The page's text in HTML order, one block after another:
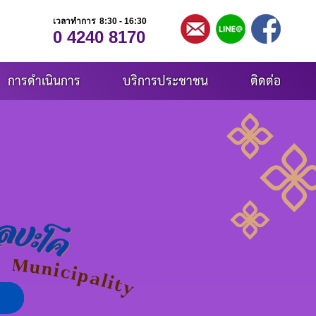
เวลาทำการ 8:30 - 16:30
0 4240 8170
ติดต่อ
บริการประชาชน
การดำเนินการ